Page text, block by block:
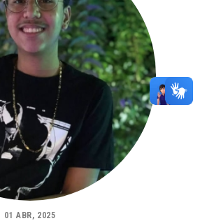
01 ABR, 2025